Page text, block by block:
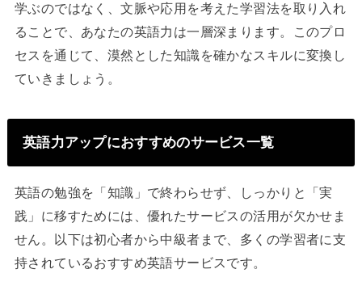
学ぶのではなく、文脈や応用を考えた学習法を取り入れ
ることで、あなたの英語力は一層深まります。このプロ
セスを通じて、漠然とした知識を確かなスキルに変換し
ていきましょう。
英語力アップにおすすめのサービス一覧
英語の勉強を「知識」で終わらせず、しっかりと「実
践」に移すためには、優れたサービスの活用が欠かせま
せん。以下は初心者から中級者まで、多くの学習者に支
持されているおすすめ英語サービスです。